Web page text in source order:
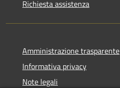
Richiesta assistenza
Amministrazione trasparente
Informativa privacy
Note legali